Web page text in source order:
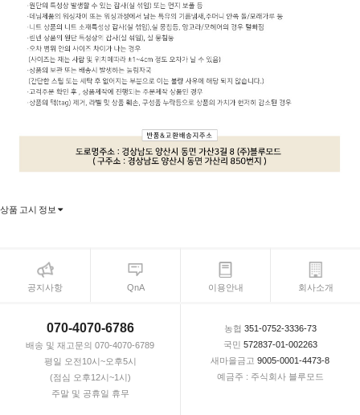
상품 고시 정보
공지사항 QnA 이용안내 회사소개
070-4070-6786
배송 및 재고문의 070-4070-6789
평일 오전10시~오후5시
(점심 오후12시~1시)
주말 및 공휴일 휴무
농협 351-0752-3336-73
국민 572837-01-002263
새마을금고 9005-0001-4473-8
예금주 : 주식회사 블루모드